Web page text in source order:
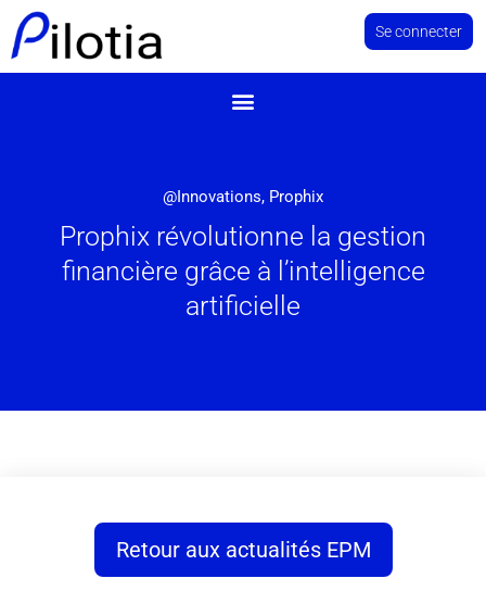
Se connecter
@Innovations, Prophix
Prophix révolutionne la gestion
financière grâce à l’intelligence
artificielle
Retour aux actualités EPM